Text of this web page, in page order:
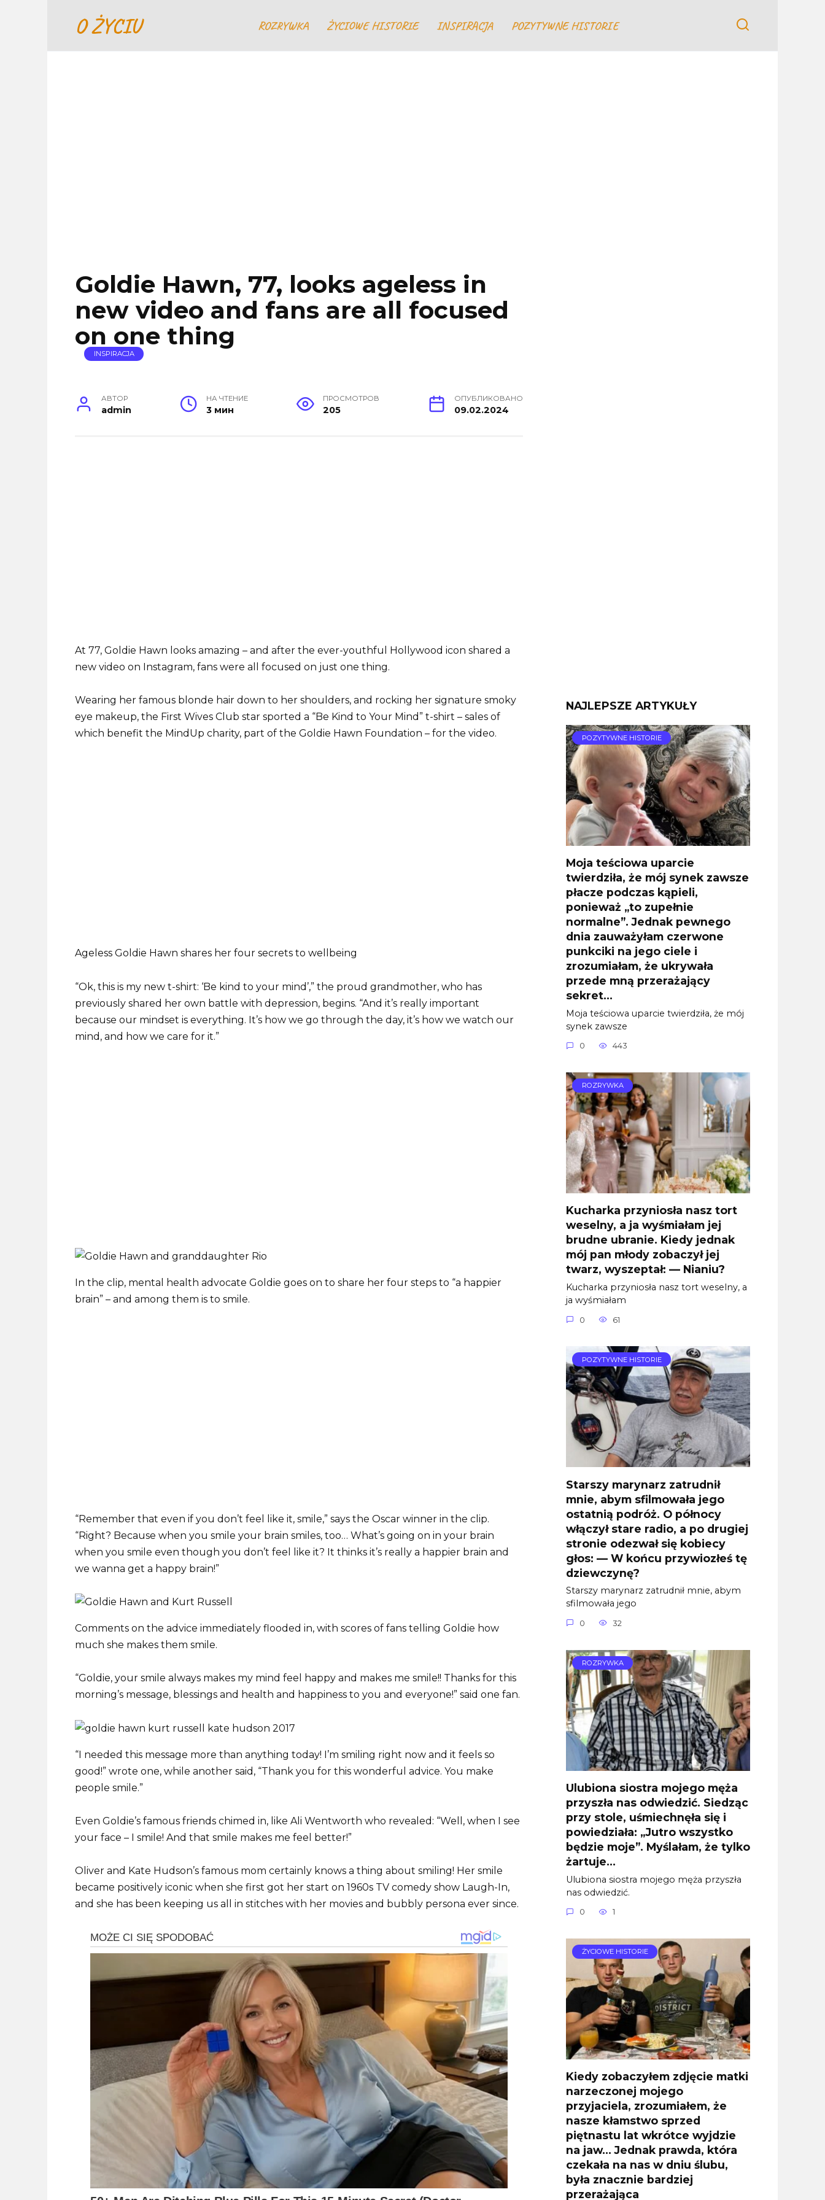
O ŻYCIU ROZRYWKA ŻYCIOWE HISTORIE INSPIRACJA POZYTYWNE HISTORIE
Goldie Hawn, 77, looks ageless in
new video and fans are all focused
on one thing
INSPIRACJA
АВТОР
admin
НА ЧТЕНИЕ
3 мин
ПРОСМОТРОВ
205
ОПУБЛИКОВАНО
09.02.2024
At 77, Goldie Hawn looks amazing – and after the ever-youthful Hollywood icon shared a
new video on Instagram, fans were all focused on just one thing.
Wearing her famous blonde hair down to her shoulders, and rocking her signature smoky
eye makeup, the First Wives Club star sported a “Be Kind to Your Mind” t-shirt – sales of
which benefit the MindUp charity, part of the Goldie Hawn Foundation – for the video.
Ageless Goldie Hawn shares her four secrets to wellbeing
“Ok, this is my new t-shirt: ‘Be kind to your mind’,” the proud grandmother, who has
previously shared her own battle with depression, begins. “And it’s really important
because our mindset is everything. It’s how we go through the day, it’s how we watch our
mind, and how we care for it.”
In the clip, mental health advocate Goldie goes on to share her four steps to “a happier
brain” – and among them is to smile.
“Remember that even if you don’t feel like it, smile,” says the Oscar winner in the clip.
“Right? Because when you smile your brain smiles, too… What’s going on in your brain
when you smile even though you don’t feel like it? It thinks it’s really a happier brain and
we wanna get a happy brain!”
Comments on the advice immediately flooded in, with scores of fans telling Goldie how
much she makes them smile.
“Goldie, your smile always makes my mind feel happy and makes me smile!! Thanks for this
morning’s message, blessings and health and happiness to you and everyone!” said one fan.
“I needed this message more than anything today! I’m smiling right now and it feels so
good!” wrote one, while another said, “Thank you for this wonderful advice. You make
people smile.”
Even Goldie’s famous friends chimed in, like Ali Wentworth who revealed: “Well, when I see
your face – I smile! And that smile makes me feel better!”
Oliver and Kate Hudson’s famous mom certainly knows a thing about smiling! Her smile
became positively iconic when she first got her start on 1960s TV comedy show Laugh-In,
and she has been keeping us all in stitches with her movies and bubbly persona ever since.
NAJLEPSZE ARTYKUŁY
POZYTYWNE HISTORIE
Moja teściowa uparcie
twierdziła, że mój synek zawsze
płacze podczas kąpieli,
ponieważ „to zupełnie
normalne”. Jednak pewnego
dnia zauważyłam czerwone
punkciki na jego ciele i
zrozumiałam, że ukrywała
przede mną przerażający
sekret…
Moja teściowa uparcie twierdziła, że mój
synek zawsze
0 443
ROZRYWKA
Kucharka przyniosła nasz tort
weselny, a ja wyśmiałam jej
brudne ubranie. Kiedy jednak
mój pan młody zobaczył jej
twarz, wyszeptał: — Nianiu?
Kucharka przyniosła nasz tort weselny, a
ja wyśmiałam
0 61
POZYTYWNE HISTORIE
Starszy marynarz zatrudnił
mnie, abym sfilmowała jego
ostatnią podróż. O północy
włączył stare radio, a po drugiej
stronie odezwał się kobiecy
głos: — W końcu przywiozłeś tę
dziewczynę?
Starszy marynarz zatrudnił mnie, abym
sfilmowała jego
0 32
ROZRYWKA
Ulubiona siostra mojego męża
przyszła nas odwiedzić. Siedząc
przy stole, uśmiechnęła się i
powiedziała: „Jutro wszystko
będzie moje”. Myślałam, że tylko
żartuje…
Ulubiona siostra mojego męża przyszła
nas odwiedzić.
0 1
ŻYCIOWE HISTORIE
Kiedy zobaczyłem zdjęcie matki
narzeczonej mojego
przyjaciela, zrozumiałem, że
nasze kłamstwo sprzed
piętnastu lat wkrótce wyjdzie
na jaw… Jednak prawda, która
czekała na nas w dniu ślubu,
była znacznie bardziej
przerażająca